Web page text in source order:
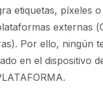
etiquetas, píxeles
externas
Por ello, ningún
en el dispositivo